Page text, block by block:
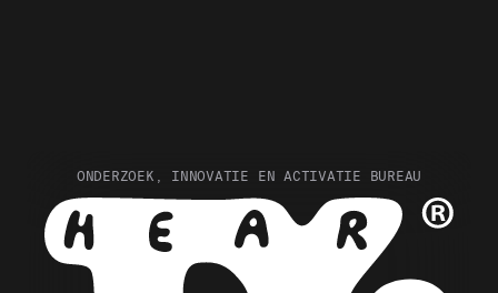
ONDERZOEK, INNOVATIE EN ACTIVATIE BUREAU